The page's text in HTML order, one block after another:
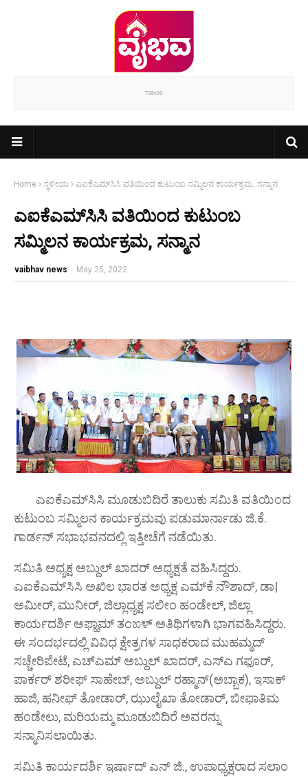
Home ಸ್ಥಳೀಯ ಎಐಕೆಎಮ್‌ಸಿಸಿ ವತಿಯಿಂದ ಕುಟುಂಬ ಸಮ್ಮಿಲನ ಕಾರ್ಯಕ್ರಮ, ಸನ್ಮಾನ
ಎಐಕೆಎಮ್‌ಸಿಸಿ ವತಿಯಿಂದ ಕುಟುಂಬ
ಸಮ್ಮಿಲನ ಕಾರ್ಯಕ್ರಮ, ಸನ್ಮಾನ
vaibhav news - May 25, 2022
ಎಐಕೆಎಮ್‌ಸಿಸಿ ಮೂಡುಬಿದಿರೆ ತಾಲುಕು ಸಮಿತಿ ವತಿಯಿಂದ
ಕುಟುಂಬ ಸಮ್ಮಿಲನ ಕಾರ್ಯಕ್ರಮವು ಪಡುಮಾರ್ನಾಡು ಜಿ.ಕೆ.
ಗಾರ್ಡನ್ ಸಭಾಭವನದಲ್ಲಿ ಇತ್ತೀಚೆಗೆ ನಡೆಯಿತು.
ಸಮಿತಿ ಅಧ್ಯಕ್ಷ ಅಬ್ದುಲ್ ಖಾದರ್ ಅಧ್ಯಕ್ಷತೆ ವಹಿಸಿದ್ದರು.
ಎಐಕೆಎಮ್‌ಸಿಸಿ ಅಖಿಲ ಭಾರತ ಅಧ್ಯಕ್ಷ ಎಮ್‌ಕೆ ನೌಶಾದ್, ಡಾ|
ಅಮೀರ್, ಮುನೀರ್, ಜಿಲ್ಲಾಧ್ಯಕ್ಷ ಸಲೀಂ ಹಂಡೇಲ್, ಜಿಲ್ಲಾ
ಕಾರ್ಯದರ್ಶಿ ಅಫ್ಹಾಮ್ ತಂಙಳ್ ಅತಿಥಿಗಳಾಗಿ ಭಾಗವಹಿಸಿದ್ದರು.
ಈ ಸಂದರ್ಭದಲ್ಲಿ ವಿವಿಧ ಕ್ಷೇತ್ರಗಳ ಸಾಧಕರಾದ ಮುಹಮ್ಮದ್
ಸಚ್ಚೇರಿಪೇಟೆ, ಎಚ್‌ಎಮ್ ಅಬ್ದುಲ್ ಖಾದರ್, ಎಸ್‌ಎ ಗಫೂರ್,
ಪಾರ್ಕರ್ ಶರೀಫ್ ಸಾಹೇಬ್, ಅಬ್ದುಲ್ ರಹ್ಮಾನ್(ಅಬ್ಬಾಕ), ಇಸಾಕ್
ಹಾಜಿ, ಹನೀಫ್ ತೋಡಾರ್, ಝುಲೈಖಾ ತೋಡಾರ್, ಬೀಫಾತಿಮ
ಹಂಡೇಲು, ಮರಿಯಮ್ಮ ಮೂಡುಬಿದಿರೆ ಅವರನ್ನು
ಸನ್ಮಾನಿಸಲಾಯಿತು.
ಸಮಿತಿ ಕಾರ್ಯದರ್ಶಿ ಇರ್ಷಾದ್ ಎನ್ ಜಿ., ಉಪಾಧ್ಯಕ್ಷರಾದ ಸಲಾಂ